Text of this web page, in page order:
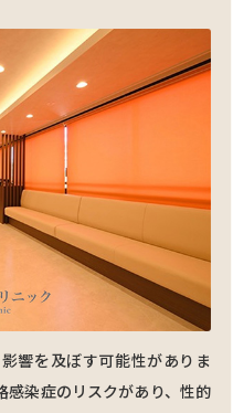
響を及ぼす可能性がありま
感染症のリスクがあり、性的